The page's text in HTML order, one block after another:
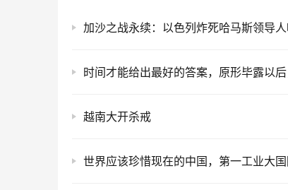
越南大开杀戒